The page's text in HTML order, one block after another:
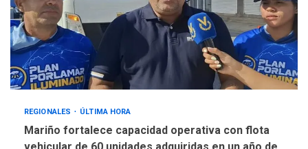
REGIONALES ÚLTIMA HORA
Mariño fortalece capacidad operativa con flota